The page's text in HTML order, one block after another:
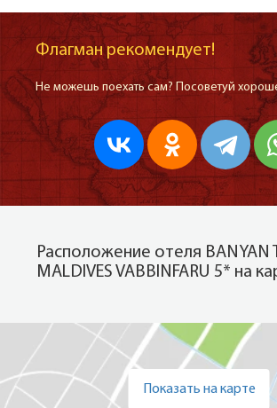
Флагман рекомендует!
Не можешь поехать сам? Посоветуй
Расположение отеля BANYAN
MALDIVES VABBINFARU 5* на
Показать на карте